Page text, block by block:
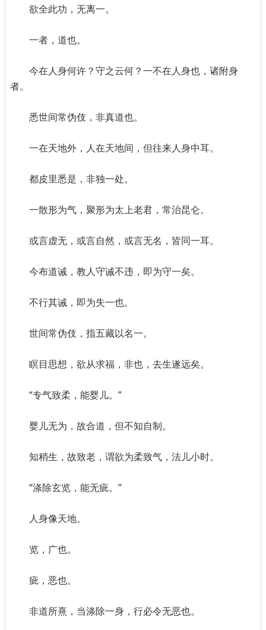
欲全此功，无离一。
一者，道也。
今在人身何许？守之云何？一不在人身也，诸附身
者。
悉世间常伪伎，非真道也。
一在天地外，人在天地间，但往来人身中耳。
都皮里悉是，非独一处。
一散形为气，聚形为太上老君，常治昆仑。
或言虚无，或言自然，或言无名，皆同一耳。
今布道诫，教人守诫不违，即为守一矣。
不行其诫，即为失一也。
世间常伪伎，指五藏以名一。
瞑目思想，欲从求福，非也，去生遂远矣。
“专气致柔，能婴儿。”
婴儿无为，故合道，但不知自制。
知稍生，故致老，谓欲为柔致气，法儿小时。
“涤除玄览，能无疵。”
人身像天地。
览，广也。
疵，恶也。
非道所熹，当涤除一身，行必令无恶也。